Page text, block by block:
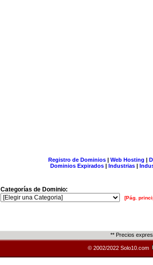
Registro de Dominios| Web Hosting |
Dominios Expirados | Industrias |
Categorías de Dominio:
[Pág.
** Precios
© 2002/2022 Solo10.com